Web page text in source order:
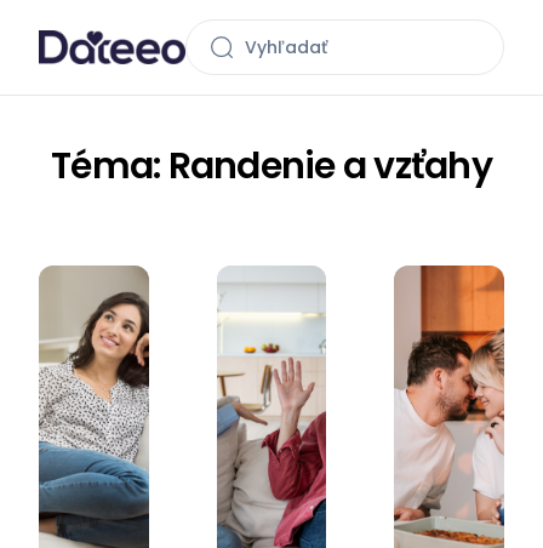
Téma: Randenie a vzťahy